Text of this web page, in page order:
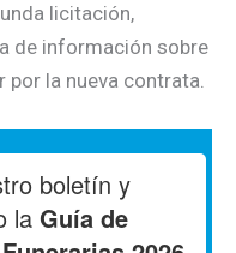
licitación,
de información sobre
por la nueva contrata.